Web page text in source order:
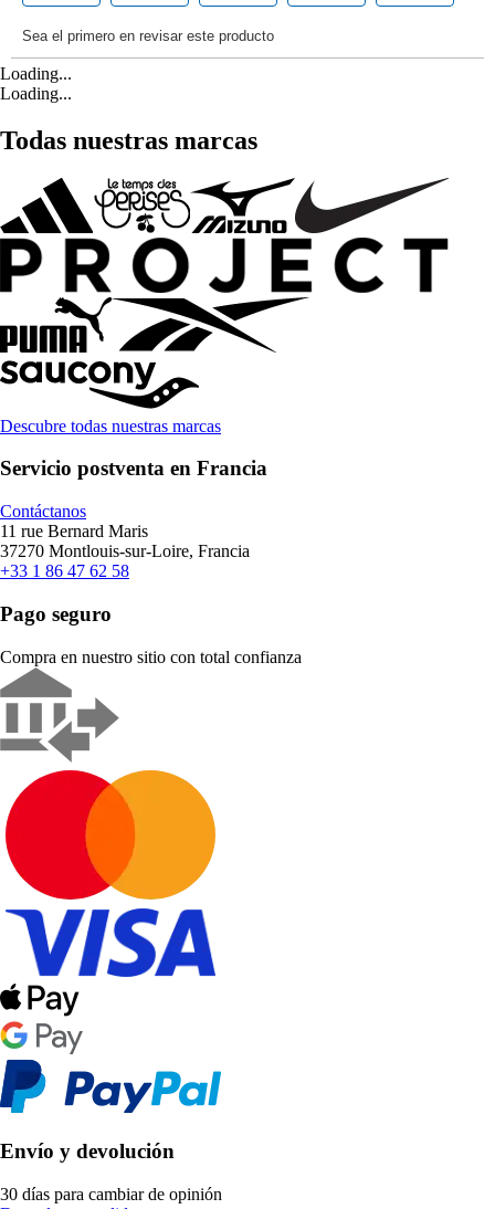
Loading...
Loading...
Todas nuestras marcas
Descubre todas nuestras marcas
Servicio postventa en Francia
Contáctanos
11 rue Bernard Maris
37270 Montlouis-sur-Loire, Francia
+33 1 86 47 62 58
Pago seguro
Compra en nuestro sitio con total confianza
Envío y devolución
30 días para cambiar de opinión